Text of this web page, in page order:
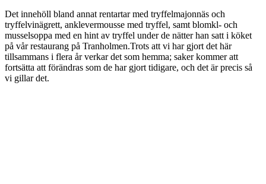
Det innehöll bland annat rentartar med tryffelmajonnäs och
tryffelvinägrett, anklevermousse med tryffel, samt blomkl- och
musselsoppa med en hint av tryffel under de nätter han satt i köket
på vår restaurang på Tranholmen.Trots att vi har gjort det här
tillsammans i flera år verkar det som hemma; saker kommer att
fortsätta att förändras som de har gjort tidigare, och det är precis så
vi gillar det.